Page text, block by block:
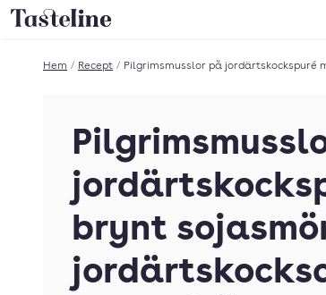
Till Tastelines startsida
Hem / Recept / Pilgrimsmusslor på jordärtskockspuré
brynt